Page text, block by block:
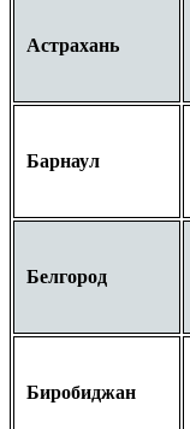
Астрахань
Барнаул
Белгород
Биробиджан